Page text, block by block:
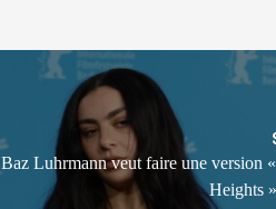
Baz Luhrmann veut faire une version
Heights